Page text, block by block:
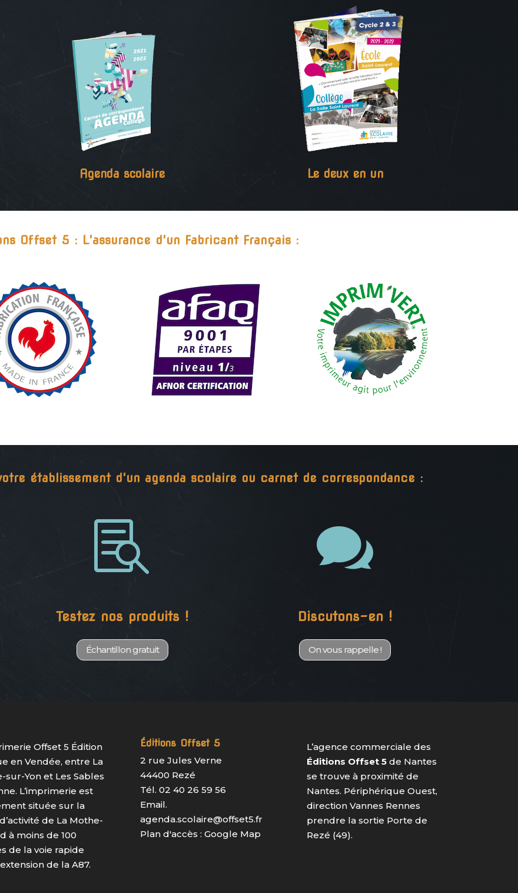
Agenda scolaire Le deux en un
Offset 5 : L'assurance d'un Fabricant Français :
établissement d'un agenda scolaire ou carnet de correspondance :

Testez nos produits !
Échantillon gratuit

Discutons-en !
On vous rappelle !
Offset 5 Édition
en Vendée, entre La
sur-Yon et Les Sables
L’imprimerie est
située sur la
de La Mothe-
à moins de 100
de la voie rapide
de la A87.
Éditions Offset 5
2 rue Jules Verne
44400 Rezé
Tél. 02 40 26 59 56
Email.
agenda.scolaire@offset5.fr
Plan d'accès : Google Map
L’agence commerciale des
Éditions Offset 5 de Nantes
se trouve à proximité de
Nantes. Périphérique Ouest,
direction Vannes Rennes
prendre la sortie Porte de
Rezé (49).